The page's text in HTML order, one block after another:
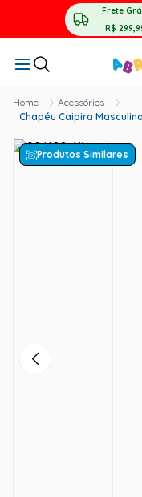
Frete
R$
Acessórios
Chapéu Caipira
Produtos Similares